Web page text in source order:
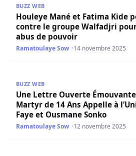
BUZZ WEB
Houleye Mané et Fatima Kide
contre le groupe Walfadjri
abus de pouvoir
Ramatoulaye Sow 14 novembre 2025
BUZZ WEB
Une Lettre Ouverte Émouvante
Martyr de 14 Ans Appelle à
Faye et Ousmane Sonko
Ramatoulaye Sow 12 novembre 2025